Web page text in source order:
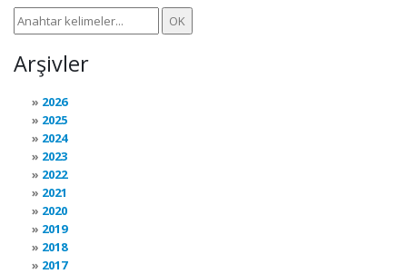
Arşivler
2026
2025
2024
2023
2022
2021
2020
2019
2018
2017